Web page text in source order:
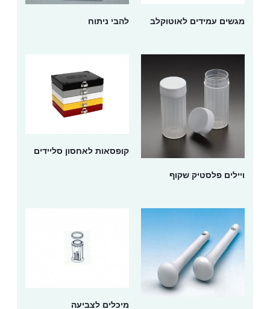
מגשים עמידים לאוטוקלב להבי ניתוח
ויילים פלסטיק שקוף
קופסאות לאחסון סליידים
מיכלים לצביעה